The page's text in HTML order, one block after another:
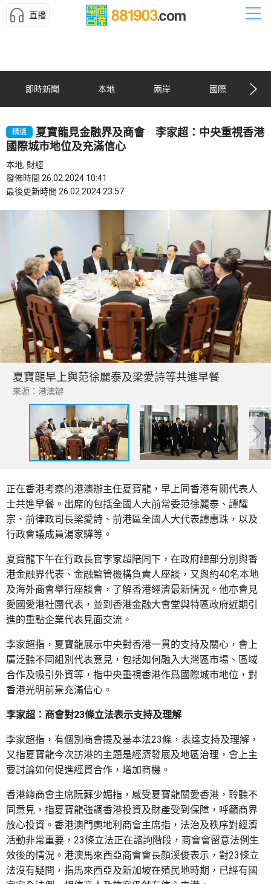
直播
即時新聞 本地 兩岸 國際
精選
夏寶龍見金融界及商會 李家超：中央重視香港
國際城市地位及充滿信心
本地, 財經
發佈時間 26.02.2024 10:41
最後更新時間 26.02.2024 23:57
夏寶龍早上與范徐麗泰及梁愛詩等共進早餐
來源：港澳辦
正在香港考察的港澳辦主任夏寶龍，早上同香港有關代表人
士共進早餐。出席的包括全國人大前常委范徐麗泰、譚耀
宗、前律政司長梁愛詩、前港區全國人大代表譚惠珠，以及
行政會議成員湯家驊等。
夏寶龍下午在行政長官李家超陪同下，在政府總部分別與香
港金融界代表、金融監管機構負責人座談，又與約40名本地
及海外商會舉行座談會，了解香港經濟最新情況。他亦會見
愛國愛港社團代表，並到香港金融大會堂與特區政府近期引
進的重點企業代表見面交流。
李家超指，夏寶龍展示中央對香港一貫的支持及關心，會上
廣泛聽不同組別代表意見，包括如何融入大灣區市場、區域
合作及吸引外資等，指中央重視香港作爲國際城市地位，對
香港光明前景充滿信心。
李家超：商會對23條立法表示支持及理解
李家超指，有個別商會提及基本法23條，表達支持及理解，
又指夏寶龍今次訪港的主題是經濟發展及地區治理，會上主
要討論如何促進經貿合作，增加商機。
香港總商會主席阮蘇少媚指，感受夏寶龍關愛香港，聆聽不
同意見，指夏寶龍強調香港投資及財產受到保障，呼籲商界
放心投資。香港澳門奧地利商會主席指，法治及秩序對經濟
活動非常重要，23條立法正在諮詢階段，商會會留意法例生
效後的情況。港澳馬來西亞商會會長顏溪俊表示，對23條立
法沒有疑問，指馬來西亞及新加坡在殖民地時期，已經有國